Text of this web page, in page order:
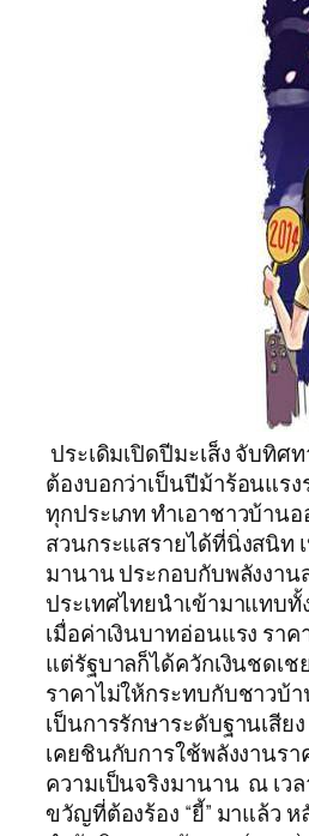
ประเดิมเปิดปีมะเส็ง จับทิศ
ต้องบอกว่าเป็นปีม้าร้อนแร
ทุกประเภท ทำเอาชาวบ้าน
สวนกระแสรายได้ที่นิ่งสนิท
มานาน ประกอบกับพลังงา
ประเทศไทยนำเข้ามาแทบ
เมื่อค่าเงินบาทอ่อนแรง รา
แต่รัฐบาลก็ได้ควักเงินชดเช
ราคาไม่ให้กระทบกับชาวบ้
เป็นการรักษาระดับฐานเสีย
เคยชินกับการใช้พลังงานร
ความเป็นจริงมานาน ณ เว
ขวัญที่ต้องร้อง “ยี้” มาแล้ว